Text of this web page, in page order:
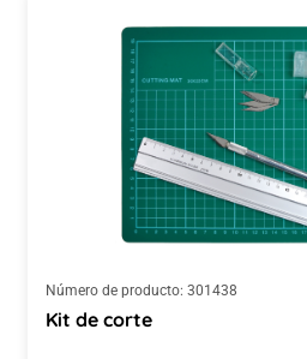
Número de producto: 301438
Kit de corte